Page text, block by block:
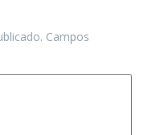
Campos